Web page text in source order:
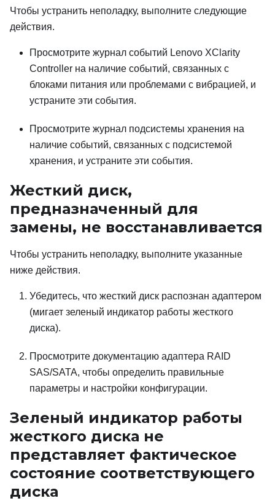
Чтобы устранить неполадку, выполните следующие
действия.
Просмотрите журнал событий Lenovo XClarity
Controller на наличие событий, связанных с
блоками питания или проблемами с вибрацией, и
устраните эти события.
Просмотрите журнал подсистемы хранения на
наличие событий, связанных с подсистемой
хранения, и устраните эти события.
Жесткий диск,
предназначенный для
замены, не восстанавливается
Чтобы устранить неполадку, выполните указанные
ниже действия.
Убедитесь, что жесткий диск распознан адаптером
(мигает зеленый индикатор работы жесткого
диска).
Просмотрите документацию адаптера RAID
SAS/SATA, чтобы определить правильные
параметры и настройки конфигурации.
Зеленый индикатор работы
жесткого диска не
представляет фактическое
состояние соответствующего
диска